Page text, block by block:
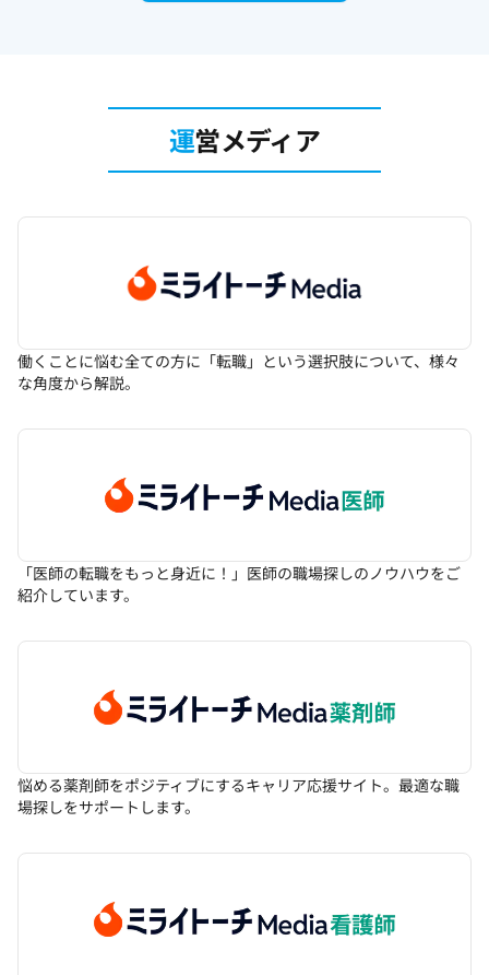
運営メディア
働くことに悩む全ての方に「転職」という選択肢について、様々
な角度から解説。
「医師の転職をもっと身近に！」医師の職場探しのノウハウをご
紹介しています。
悩める薬剤師をポジティブにするキャリア応援サイト。最適な職
場探しをサポートします。